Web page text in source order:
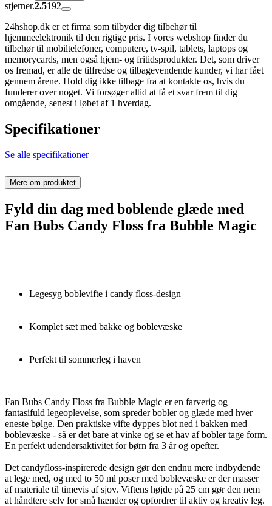
stjerner.2.5192
24hshop.dk er et firma som tilbyder dig tilbehør til
hjemmeelektronik til den rigtige pris. I vores webshop finder du
tilbehør til mobiltelefoner, computere, tv-spil, tablets, laptops og
memorycards, men også hjem- og fritidsprodukter. Det, som driver
os fremad, er alle de tilfredse og tilbagevendende kunder, vi har fået
gennem årene. Hold dig ikke tilbage fra at kontakte os, hvis du
funderer over noget. Vi forsøger altid at få et svar frem til dig
omgående, senest i løbet af 1 hverdag.
Specifikationer
Se alle specifikationer
Mere om produktet
Fyld din dag med boblende glæde med
Fan Bubs Candy Floss fra Bubble Magic
Legesyg boblevifte i candy floss-design
Komplet sæt med bakke og boblevæske
Perfekt til sommerleg i haven
Fan Bubs Candy Floss fra Bubble Magic er en farverig og
fantasifuld legeoplevelse, som spreder bobler og glæde med hver
eneste bølge. Den praktiske vifte dyppes blot ned i bakken med
boblevæske - så er det bare at vinke og se et hav af bobler tage form.
En perfekt udendørsaktivitet for børn fra 3 år og opefter.
Det candyfloss-inspirerede design gør den endnu mere indbydende
at lege med, og med to 50 ml poser med boblevæske er der masser
af materiale til timevis af sjov. Viftens højde på 25 cm gør den nem
at håndtere selv for små hænder og opfordrer til aktiv og kreativ leg.